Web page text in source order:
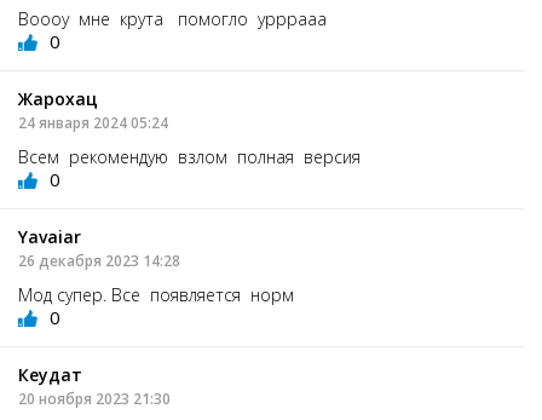
Воооу мне крута помогло урррааа
0
Жарохац
24 января 2024 05:24
Всем рекомендую взлом полная версия
0
Yavaiar
26 декабря 2023 14:28
Мод супер. Все появляется норм
0
Кеудат
20 ноября 2023 21:30